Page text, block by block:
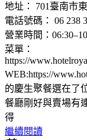
地址： 701臺南市
電話號碼： 06 238
營業時間：
菜單：
https://
WEB:https://
的慶生聚餐選在了
餐廳剛好與賣場有
得
繼續閱讀